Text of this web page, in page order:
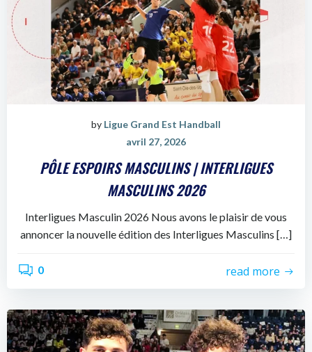
by Ligue Grand Est Handball
avril 27, 2026
PÔLE ESPOIRS MASCULINS | INTERLIGUES
MASCULINS 2026
Interligues Masculin 2026 Nous avons le plaisir de vous
annoncer la nouvelle édition des Interligues Masculins […]
0 read more